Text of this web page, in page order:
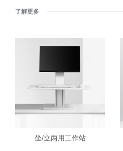
了解更多
坐/立两用工作站